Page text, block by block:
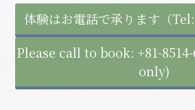
体験はお電話で承ります（Tel:
Please call to book: +81-8514-
only)